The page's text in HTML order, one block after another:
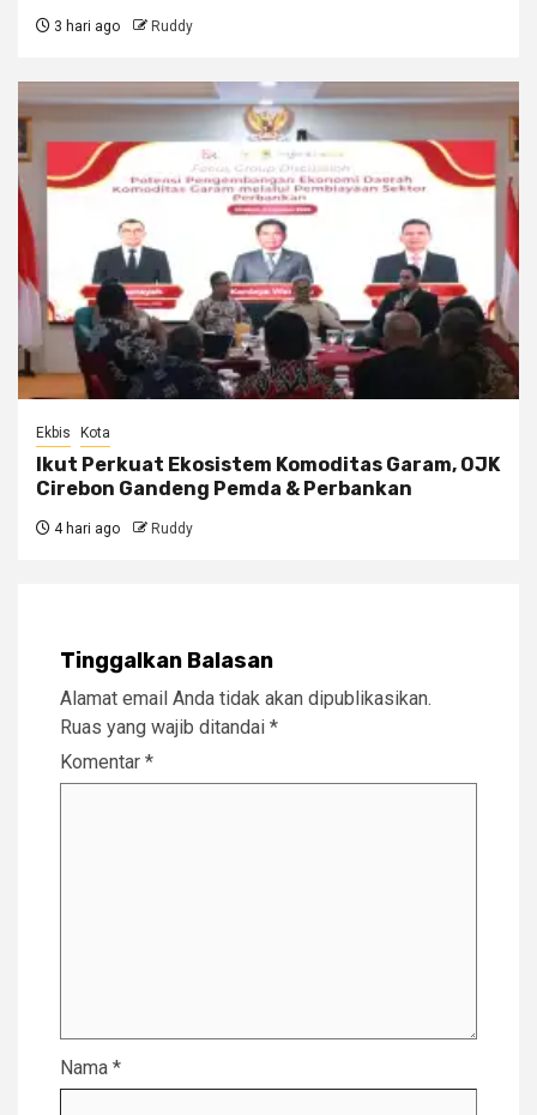
3 hari ago Ruddy
Ekbis Kota
Ikut Perkuat Ekosistem Komoditas Garam, OJK
Cirebon Gandeng Pemda & Perbankan
4 hari ago Ruddy
Tinggalkan Balasan
Alamat email Anda tidak akan dipublikasikan.
Ruas yang wajib ditandai *
Komentar *
Nama *